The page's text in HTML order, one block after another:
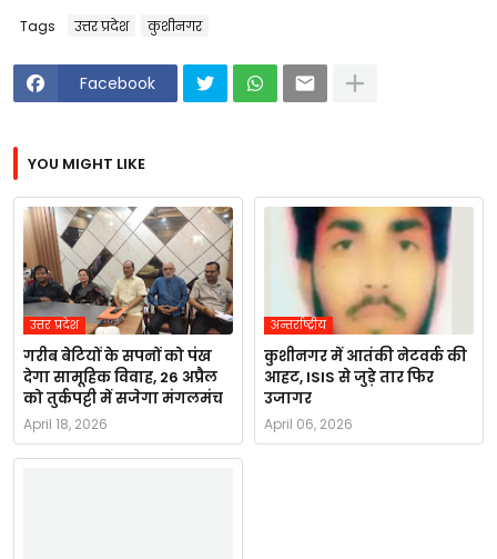
Tags उत्तर प्रदेश कुशीनगर
Facebook
YOU MIGHT LIKE
उत्तर प्रदेश
गरीब बेटियों के सपनों को पंख
देगा सामूहिक विवाह, 26 अप्रैल
को तुर्कपट्टी में सजेगा मंगलमंच
April 18, 2026
अन्तर्राष्ट्रीय
कुशीनगर में आतंकी नेटवर्क की
आहट, ISIS से जुड़े तार फिर
उजागर
April 06, 2026